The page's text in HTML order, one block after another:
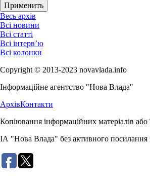
Весь архів
Всі новини
Всі статті
Всі інтерв’ю
Всі колонки
Copyright © 2013-2023 novavlada.info
Інформаційне агентство "Нова Влада"
АрхівКонтакти
Копіювання інформаційних матеріалів або
ІА "Нова Влада" без активного посилання